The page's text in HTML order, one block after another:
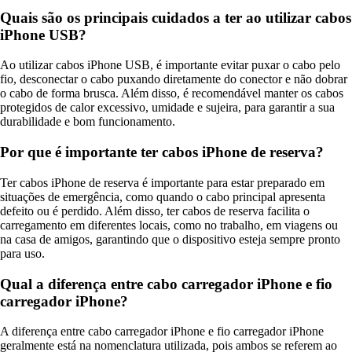
Quais são os principais cuidados a ter ao utilizar cabos
iPhone USB?
Ao utilizar cabos iPhone USB, é importante evitar puxar o cabo pelo
fio, desconectar o cabo puxando diretamente do conector e não dobrar
o cabo de forma brusca. Além disso, é recomendável manter os cabos
protegidos de calor excessivo, umidade e sujeira, para garantir a sua
durabilidade e bom funcionamento.
Por que é importante ter cabos iPhone de reserva?
Ter cabos iPhone de reserva é importante para estar preparado em
situações de emergência, como quando o cabo principal apresenta
defeito ou é perdido. Além disso, ter cabos de reserva facilita o
carregamento em diferentes locais, como no trabalho, em viagens ou
na casa de amigos, garantindo que o dispositivo esteja sempre pronto
para uso.
Qual a diferença entre cabo carregador iPhone e fio
carregador iPhone?
A diferença entre cabo carregador iPhone e fio carregador iPhone
geralmente está na nomenclatura utilizada, pois ambos se referem ao